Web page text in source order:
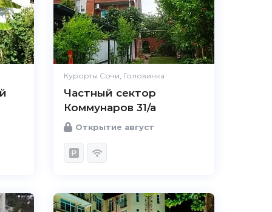
Курорты Сочи, Головинка
Частный сектор
Коммунаров 31/а
Открытие август